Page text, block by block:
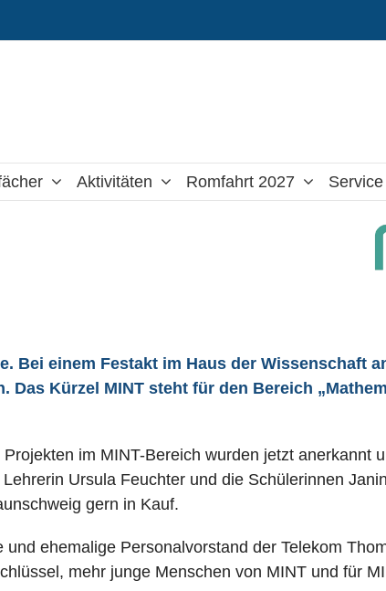
Aktivitäten Romfahrt 2027
Service
Bei einem Festakt im Haus der Wissenschaft
Kürzel MINT steht für den Bereich
im MINT-Bereich wurden jetzt anerkannt
Ursula Feuchter und die Schülerinnen
gern in Kauf.
ehemalige Personalvorstand der Telekom
mehr junge Menschen von MINT und für